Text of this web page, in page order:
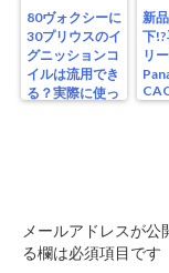
80ヴォクシーに
30プリウスのイ
グニッションコ
イルは流用でき
る？実際に使っ
新
下
リ
メールアドレスが公
る欄は必須項目です